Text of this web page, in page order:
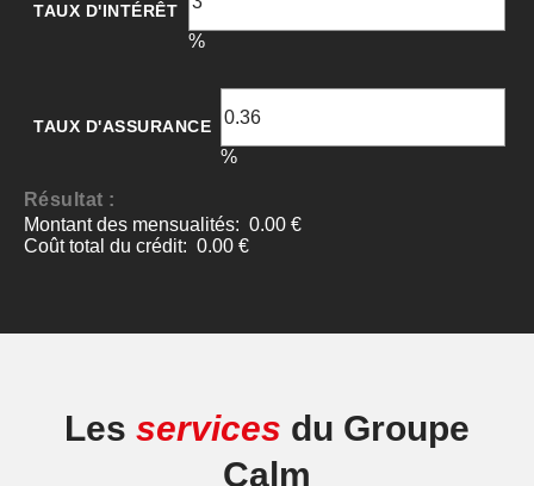
Les services du Groupe
Calm